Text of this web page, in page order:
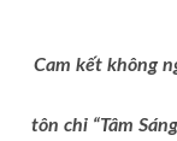
Cam kết không
tôn chỉ “Tâm